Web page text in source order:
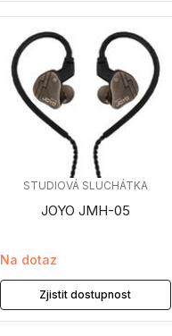
JOYO JMH-05
STUDIOVÁ SLUCHÁTKA
Na dotaz
Zjistit dostupnost